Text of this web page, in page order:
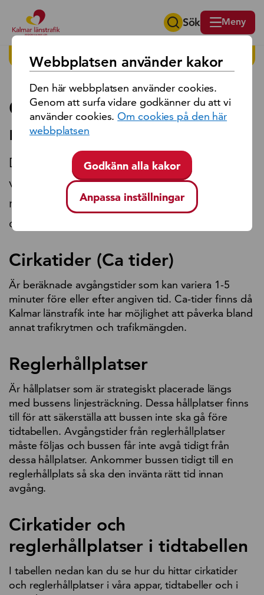
Sök på region Kalmar län Sök Meny
HITTA PÅ SIDAN
Cirkatider och
reglerhållplatser
Det finns två olika sorters avgångstider i
våra tidtabeller, cirkatider och
reglerhållplatser. Nedan kan du läsa mer
om dessa.
Cirkatider (Ca tider)
Är beräknade avgångstider som kan variera 1-5
minuter före eller efter angiven tid. Ca-tider finns då
Kalmar länstrafik inte har möjlighet att påverka bland
annat trafikrytmen och trafikmängden.
Reglerhållplatser
Är hållplatser som är strategiskt placerade längs
med bussens linjesträckning. Dessa hållplatser finns
till för att säkerställa att bussen inte ska gå före
tidtabellen. Avgångstider från reglerhållplatser
måste följas och bussen får inte avgå tidigt från
dessa hållplatser. Ankommer bussen tidigt till en
reglerhållplats så ska den invänta rätt tid innan
avgång.
Cirkatider och
reglerhållplatser i tidtabellen
I tabellen nedan kan du se hur du hittar cirkatider
och reglerhållplatser i våra appar, tidtabeller och i
Webbplatsen använder kakor
Den här webbplatsen använder cookies.
Genom att surfa vidare godkänner du att vi
använder cookies.Om cookies på den här
webbplatsen
Godkänn alla kakor
Anpassa inställningar